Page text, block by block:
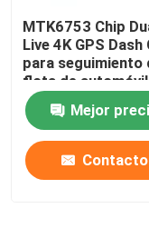
Cámara de
Cámara de
Cámara de
MTK6753 Chip
Live 4K GPS Dash
para seguimiento
flota de
estacionados
Mejor
Contacto